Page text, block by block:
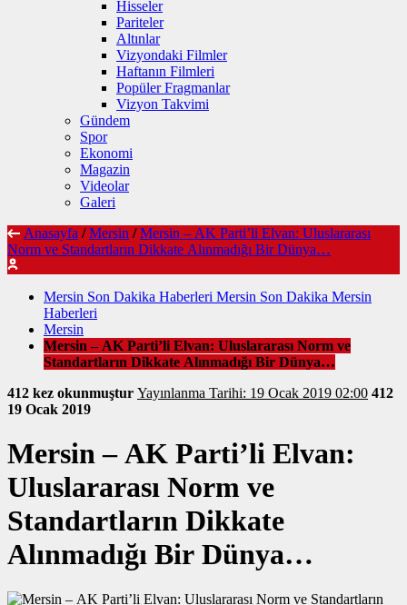
Hisseler
Pariteler
Altınlar
Vizyondaki Filmler
Haftanın Filmleri
Popüler Fragmanlar
Vizyon Takvimi
Gündem
Spor
Ekonomi
Magazin
Videolar
Galeri
Anasayfa / Mersin / Mersin – AK Parti’li Elvan: Uluslararası
Norm ve Standartların Dikkate Alınmadığı Bir Dünya…
Mersin Son Dakika Haberleri Mersin Son Dakika Mersin
Haberleri
Mersin
Mersin – AK Parti’li Elvan: Uluslararası Norm ve
Standartların Dikkate Alınmadığı Bir Dünya…
412 kez okunmuştur
Yayınlanma Tarihi: 19 Ocak 2019 02:00 412
19 Ocak 2019
Mersin – AK Parti’li Elvan:
Uluslararası Norm ve
Standartların Dikkate
Alınmadığı Bir Dünya…